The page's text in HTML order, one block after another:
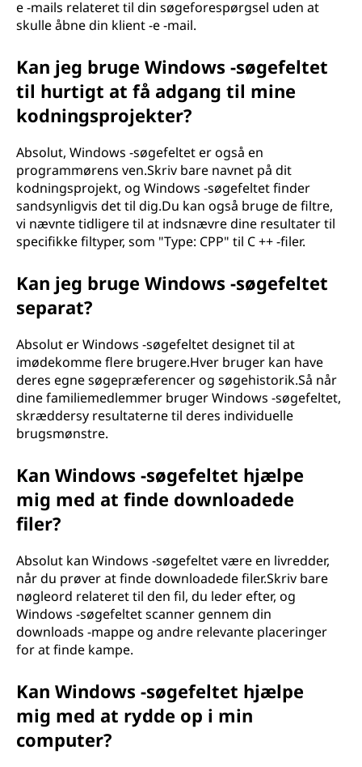
e -mails relateret til din søgeforespørgsel uden at
skulle åbne din klient -e -mail.
Kan jeg bruge Windows -søgefeltet
til hurtigt at få adgang til mine
kodningsprojekter?
Absolut, Windows -søgefeltet er også en
programmørens ven.Skriv bare navnet på dit
kodningsprojekt, og Windows -søgefeltet finder
sandsynligvis det til dig.Du kan også bruge de filtre,
vi nævnte tidligere til at indsnævre dine resultater til
specifikke filtyper, som "Type: CPP" til C ++ -filer.
Kan jeg bruge Windows -søgefeltet
separat?
Absolut er Windows -søgefeltet designet til at
imødekomme flere brugere.Hver bruger kan have
deres egne søgepræferencer og søgehistorik.Så når
dine familiemedlemmer bruger Windows -søgefeltet,
skræddersy resultaterne til deres individuelle
brugsmønstre.
Kan Windows -søgefeltet hjælpe
mig med at finde downloadede
filer?
Absolut kan Windows -søgefeltet være en livredder,
når du prøver at finde downloadede filer.Skriv bare
nøgleord relateret til den fil, du leder efter, og
Windows -søgefeltet scanner gennem din
downloads -mappe og andre relevante placeringer
for at finde kampe.
Kan Windows -søgefeltet hjælpe
mig med at rydde op i min
computer?